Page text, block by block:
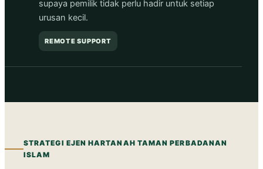
supaya pemilik tidak perlu hadir untuk setiap
urusan kecil.
REMOTE SUPPORT
STRATEGI EJEN HARTANAH TAMAN PERBADANAN
ISLAM